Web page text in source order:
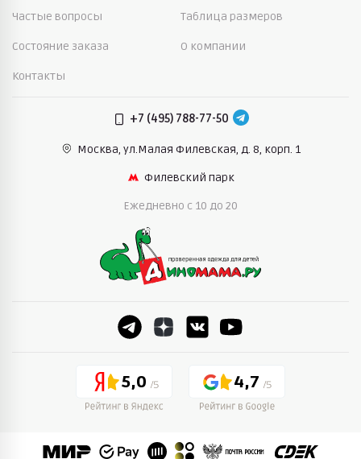
Частые вопросы Таблица размеров
Состояние заказа О компании
Контакты
+7 (495) 788-77-50
Москва, ул.Малая Филевская, д. 8, корп. 1
Филевский парк
Ежедневно c 10 до 20
5,0 4,7